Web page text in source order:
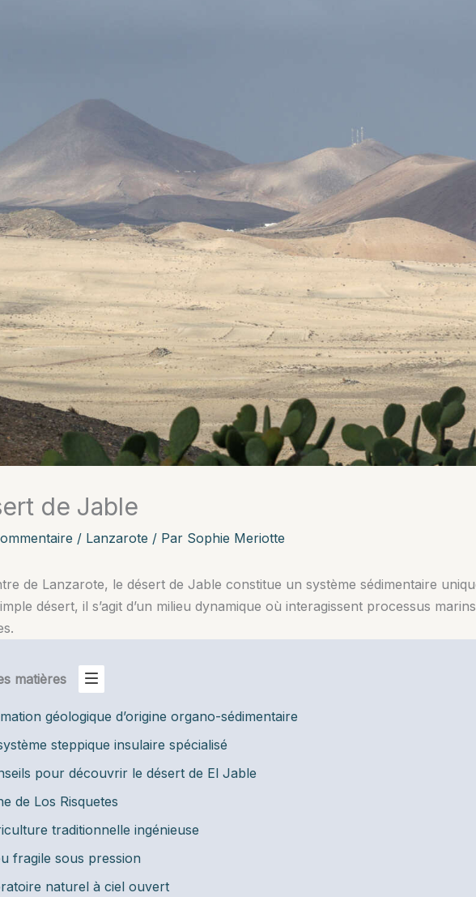
de Jable
/ Lanzarote / Par Sophie Meriotte
de Lanzarote, le désert de Jable constitue un système sédimentaire
désert, il s’agit d’un milieu dynamique où interagissent processus
matières
géologique d’origine organo-sédimentaire
steppique insulaire spécialisé
pour découvrir le désert de El Jable
de Los Risquetes
traditionnelle ingénieuse
fragile sous pression
naturel à ciel ouvert